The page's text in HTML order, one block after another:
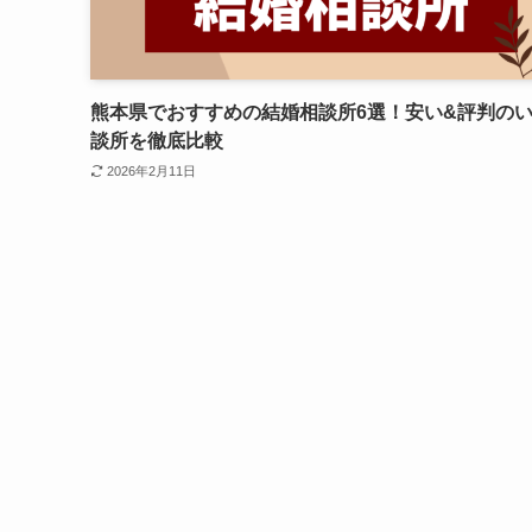
熊本県でおすすめの結婚相談所6選！安い&評判の
談所を徹底比較
2026年2月11日